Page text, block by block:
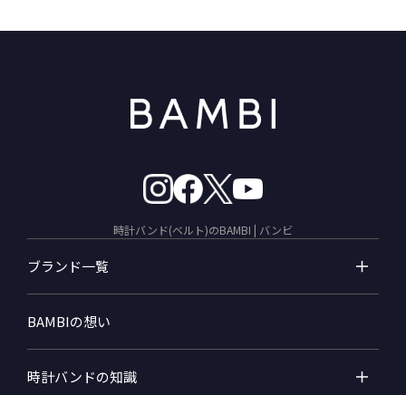
時計バンド(ベルト)のBAMBI | バンビ
ブランド一覧
BAMBIの想い
時計バンドの知識